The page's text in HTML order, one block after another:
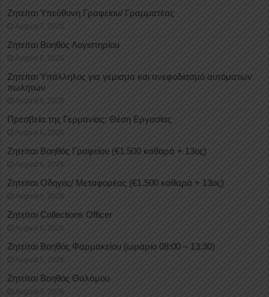
Ζητείται Υπεύθυνη Γραφείου/ Γραμματέας
August 7, 2026
Ζητείται Βοηθός Λογιστηρίου
August 6, 2026
Ζητείται Υπάλληλος για γέμισμα και ανεφοδιασμό αυτόματων
πωλητών
August 6, 2026
Πρεσβεία της Γερμανίας: Θέση Εργασίας
August 6, 2026
Ζητείται Βοηθός Γραφείου (€1.500 καθαρά + 13ος)
August 6, 2026
Ζητείται Οδηγός/ Μεταφορέας (€1.500 καθαρά + 13ος)
August 6, 2026
Ζητείται Collections Officer
August 6, 2026
Ζητείται Βοηθός Φαρμακείου (ωράριο 08:00 – 13:30)
August 5, 2026
Ζητείται Βοηθός Θαλάμου
August 5, 2026